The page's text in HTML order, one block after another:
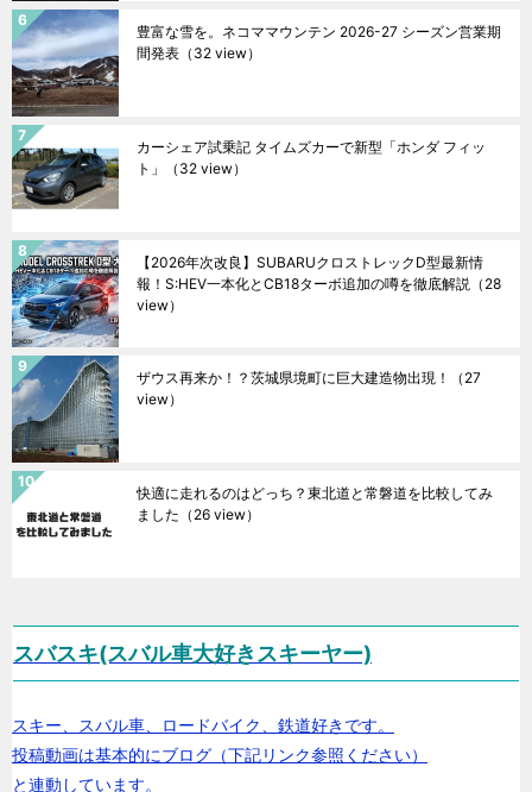
豊富な雪を。ネコママウンテン 2026-27 シーズン営業期
間発表 （32 view）
カーシェア試乗記 タイムズカーで新型「ホンダ フィッ
ト」
（32 view）
【2026年次改良】SUBARUクロストレックD型最新情
報！S:HEV一本化とCB18ターボ追加の噂を徹底解説 （28
view）
ザウス再来か！？茨城県境町に巨大建造物出現！
（27
view）
快適に走れるのはどっち？東北道と常磐道を比較してみ
ました （26 view）
スバスキ(スバル車大好きスキーヤー)
スキー、スバル車、ロードバイク、鉄道好きです。
投稿動画は基本的にブログ（下記リンク参照ください）
と連動しています。